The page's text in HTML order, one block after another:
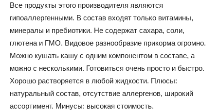
Все продукты этого производителя являются
гипоаллергенными. В состав входят только витамины,
минералы и пребиотики. Не содержат сахара, соли,
глютена и ГМО. Видовое разнообразие прикорма огромно.
Можно кушать кашу с одним компонентом в составе, а
можно с несколькими. Готовиться очень просто и быстро.
Хорошо растворяется в любой жидкости. Плюсы:
натуральный состав, отсутствие аллергенов, широкий
ассортимент. Минусы: высокая стоимость.